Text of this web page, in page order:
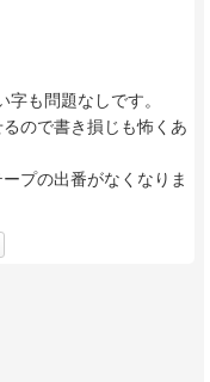
も問題なしです。
ので書き損じも怖くあ
プの出番がなくなりま